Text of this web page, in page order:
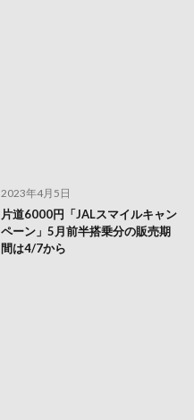
2023年4月5日
片道6000円「JALスマイルキャン
ペーン」5月前半搭乗分の販売期
間は4/7から